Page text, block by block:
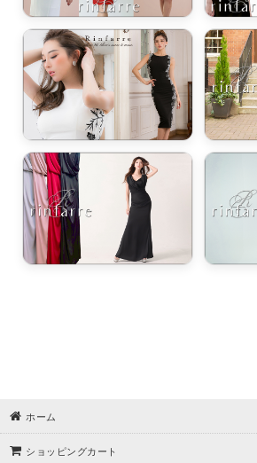
ホーム
ショッピングカート